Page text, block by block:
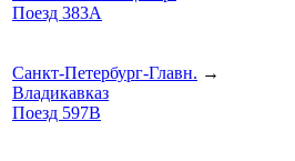
Поезд 383А
Санкт-Петербург-Главн. →
Владикавказ
Поезд 597В